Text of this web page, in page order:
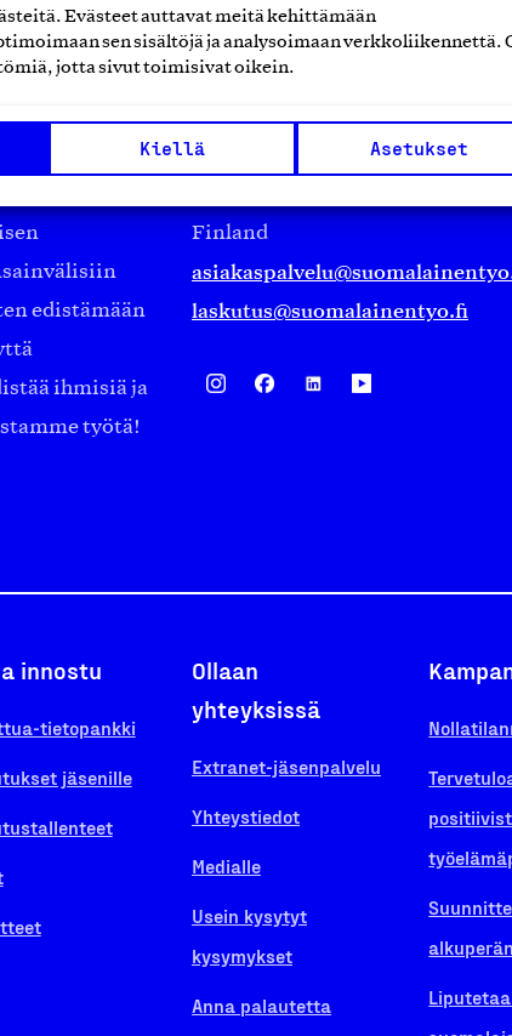
Evästeet auttavat meitä kehittämään
sen sisältöjä ja analysoimaan verkkoliikennettä.
jotta sivut toimisivat oikein.
Kiellä Asetukset
edistämään
ihmisiä ja
työtä!
Eteläranta 14,
Finland
laskutus@suomalainentyo.fi
innostu
tietopankki
jäsenille
Ollaan
yhteyksissä
Extranet-jäsenpalvelu
Yhteystiedot
Medialle
Usein kysytyt
kysymykset
Anna palautetta